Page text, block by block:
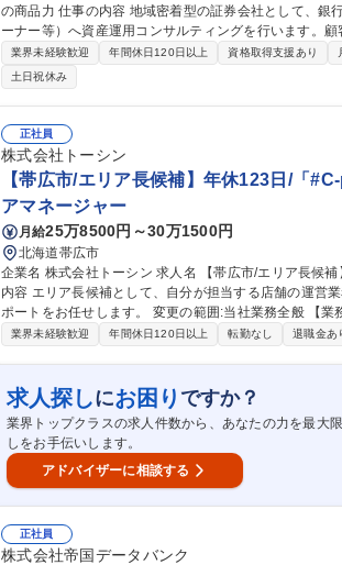
の商品力 仕事の内容 地域密着型の証券会社として、銀行から紹介される基本運用ニーズのある優良顧客（法人オ
ーナー等）へ資産運用コンサルティングを行います。
重要な役割です。 銀行との強固なリレーションにより、基本運用ニーズをお持ちの顧客（主に法人オーナー等）
をご紹介いただきます。そのため新規開拓は一切なく
高度な商品力を活かし、顧客に寄り添った最適なポー
買ではなく、誠実な取引が評価される半期査定のもと
す。 募集職種 【帯広/証券営業】北陸・北海道初の地
業界未経験歓迎 年間休日120日以上 資格取得支援あり
土日祝休み
正社員
株式会社トーシン
【帯広市/エリア長候補】年休123日/「
アマネージャー
月給25万8500円～30万1500円
北海道帯広市
企業名 株式会社トーシン 求人名 【帯広市/エリア長候補】年休123日/「#C-pla」カプセルトイ/残業少なめ 仕事の
内容 エリア長候補として、自分が担当する店舗の運営
ポートをお任せします。 変更の範囲:当社業務全般 【業務詳細】・中途入社メンバー（SV職）の育成や店舗運営
サポート：入社時研修実施後、SVとして独り立ちでき
イの商品選定 ・イベント企画（季節イベント/コーナー
備）・収益管理 募集職種 【帯広市/エリア長
業界未経験歓迎 年間休日120日以上 転勤なし 退職金あ
求人探しにお困り ですか？
業界トップクラスの求人件数から、あなたの力を最大
しをお手伝いします。
アドバイザーに相談する
正社員
株式会社帝国データバンク